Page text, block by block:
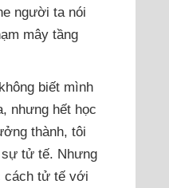
người ta nói
mây tầng
biết mình
nhưng hết học
thành, tôi
tử tế. Nhưng
cách tử tế với